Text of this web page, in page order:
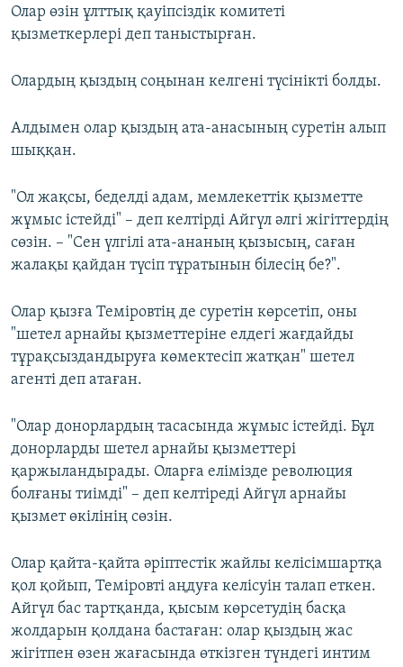
Олар өзін ұлттық қауіпсіздік комитеті
қызметкерлері деп таныстырған.
Олардың қыздың соңынан келгені түсінікті болды.
Алдымен олар қыздың ата-анасының суретін алып
шыққан.
"Ол жақсы, беделді адам, мемлекеттік қызметте
жұмыс істейді" – деп келтірді Айгүл әлгі жігіттердің
сөзін. – "Сен үлгілі ата-ананың қызысың, саған
жалақы қайдан түсіп тұратынын білесің бе?".
Олар қызға Теміровтің де суретін көрсетіп, оны
"шетел арнайы қызметтеріне елдегі жағдайды
тұрақсыздандыруға көмектесіп жатқан" шетел
агенті деп атаған.
"Олар донорлардың тасасында жұмыс істейді. Бұл
донорларды шетел арнайы қызметтері
қаржыландырады. Оларға елімізде революция
болғаны тиімді" – деп келтіреді Айгүл арнайы
қызмет өкілінің сөзін.
Олар қайта-қайта әріптестік жайлы келісімшартқа
қол қойып, Теміровті аңдуға келісуін талап еткен.
Айгүл бас тартқанда, қысым көрсетудің басқа
жолдарын қолдана бастаған: олар қыздың жас
жігітпен өзен жағасында өткізген түндегі интим